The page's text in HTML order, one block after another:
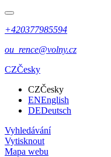
+420377985594
ou_rence@volny.cz
CZČesky
CZČesky
ENEnglish
DEDeutsch
Vyhledávání
Vytisknout
Mapa webu